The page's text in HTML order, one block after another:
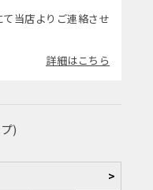
当店よりご連絡させ
詳細はこちら
)
>